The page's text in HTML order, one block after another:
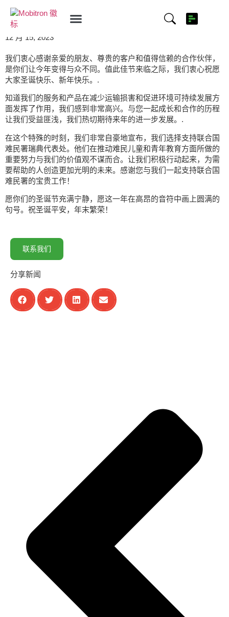
我们祝愿 2023 年圆满结束！
12 月 15, 2023
我们衷心感谢亲爱的朋友、尊贵的客户和值得信赖的合作伙伴，
是你们让今年变得与众不同。值此佳节来临之际，我们衷心祝愿
大家圣诞快乐、新年快乐。.
知道我们的服务和产品在减少运输损害和促进环境可持续发展方
面发挥了作用，我们感到非常高兴。与您一起成长和合作的历程
让我们受益匪浅，我们热切期待来年的进一步发展。.
在这个特殊的时刻，我们非常自豪地宣布，我们选择支持联合国
难民署瑞典代表处。他们在推动难民儿童和青年教育方面所做的
重要努力与我们的价值观不谋而合。让我们积极行动起来，为需
要帮助的人创造更加光明的未来。感谢您与我们一起支持联合国
难民署的宝贵工作！
愿你们的圣诞节充满宁静，愿这一年在高昂的音符中画上圆满的
句号。祝圣诞平安，年末繁荣！
联系我们
分享新闻